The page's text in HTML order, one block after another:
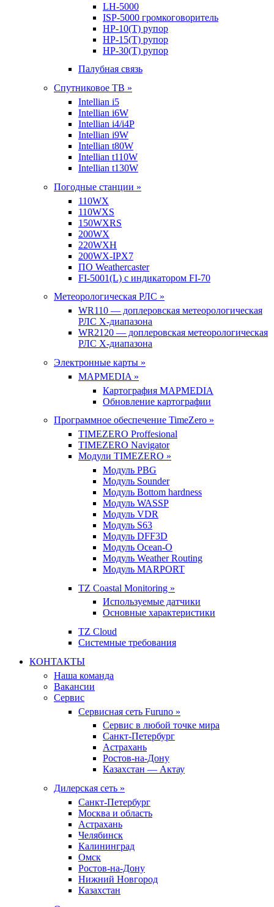
LH-5000
ISP-5000 громкоговоритель
HP-10(T) рупор
HP-15(T) рупор
HP-30(T) рупор
Палубная связь
Спутниковое ТВ »
Intellian i5
Intellian i6W
Intellian i4/i4P
Intellian i9W
Intellian t80W
Intellian t110W
Intellian t130W
Погодные станции »
110WX
110WXS
150WXRS
200WX
220WXH
200WX-IPX7
ПО Weathercaster
FI-5001(L) с индикатором FI-70
Метеорологическая РЛС »
WR110 — доплеровская метеорологическая
РЛС X-диапазона
WR2120 — доплеровская метеорологическая
РЛС X-диапазона
Электронные карты »
MAPMEDIA »
Картография MAPMEDIA
Обновление картографии
Программное обеспечение TimeZero »
TIMEZERO Proffesional
TIMEZERO Navigator
Модули TIMEZERO »
Модуль PBG
Модуль Sounder
Модуль Bottom hardness
Модуль WASSP
Модуль VDR
Модуль S63
Модуль DFF3D
Модуль Ocean-O
Модуль Weather Routing
Модуль MARPORT
TZ Coastal Monitoring »
Используемые датчики
Основные характеристики
TZ Cloud
Системные требования
КОНТАКТЫ
Наша команда
Вакансии
Сервис
Сервисная сеть Furuno »
Сервис в любой точке мира
Санкт-Петербург
Астрахань
Ростов-на-Дону
Казахстан — Актау
Дилерская сеть »
Санкт-Петербург
Москва и область
Астрахань
Челябинск
Калининград
Омск
Ростов-на-Дону
Нижний Новгород
Казахстан